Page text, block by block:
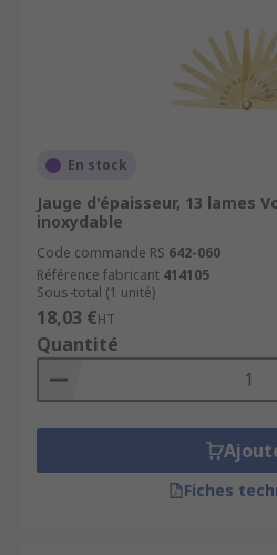
En stock
Jauge d'épaisseur, 13 lames
inoxydable
Code commande RS 642-060
Référence fabricant 414105
Sous-total (1 unité)
18,03 €HT
Quantité
Fiches